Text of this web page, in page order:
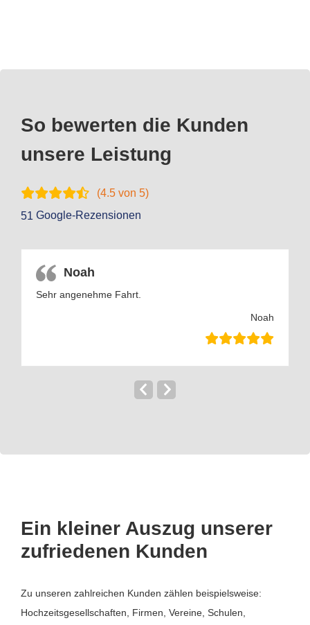
So bewerten die Kunden
unsere Leistung
(4.5 von 5)
51 Google-Rezensionen
Noah
Sehr angenehme Fahrt.
Noah
Ein kleiner Auszug unserer
zufriedenen Kunden
Zu unseren zahlreichen Kunden zählen beispielsweise:
Hochzeitsgesellschaften, Firmen, Vereine, Schulen,